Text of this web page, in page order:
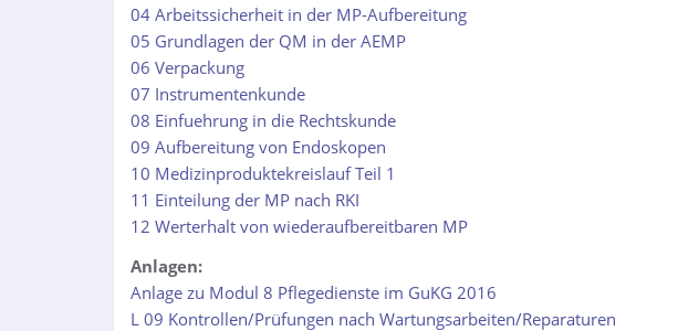
04 Arbeitssicherheit in der MP-Aufbereitung
05 Grundlagen der QM in der AEMP
06 Verpackung
07 Instrumentenkunde
08 Einfuehrung in die Rechtskunde
09 Aufbereitung von Endoskopen
10 Medizinproduktekreislauf Teil 1
11 Einteilung der MP nach RKI
12 Werterhalt von wiederaufbereitbaren MP
Anlagen:
Anlage zu Modul 8 Pflegedienste im GuKG 2016
L 09 Kontrollen/Prüfungen nach Wartungsarbeiten/Reparaturen